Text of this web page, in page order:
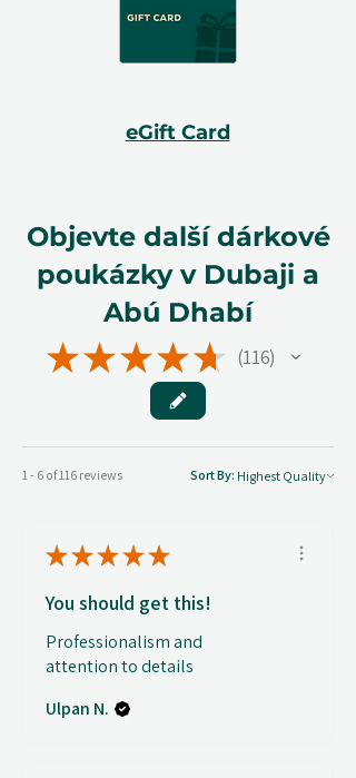
eGift Card
Objevte další dárkové
poukázky v Dubaji a
Abú Dhabí
★★★★★ 116
116
1 - 6 of 116 reviews Sort By:
★★★★★
You should get this!
Professionalism and
attention to details
Ulpan N.